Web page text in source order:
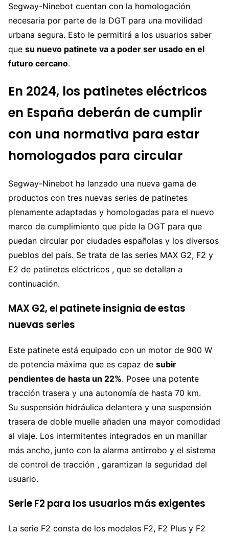
Segway-Ninebot cuentan con la homologación
necesaria por parte de la DGT para una movilidad
urbana segura. Esto le permitirá a los usuarios saber
que su nuevo patinete va a poder ser usado en el
futuro cercano.
En 2024, los patinetes eléctricos
en España deberán de cumplir
con una normativa para estar
homologados para circular
Segway-Ninebot ha lanzado una nueva gama de
productos con tres nuevas series de patinetes
plenamente adaptadas y homologadas para el nuevo
marco de cumplimiento que pide la DGT para que
puedan circular por ciudades españolas y los diversos
pueblos del país. Se trata de las series MAX G2, F2 y
E2 de patinetes eléctricos , que se detallan a
continuación.
MAX G2, el patinete insignia de estas
nuevas series
Este patinete está equipado con un motor de 900 W
de potencia máxima que es capaz de subir
pendientes de hasta un 22%. Posee una potente
tracción trasera y una autonomía de hasta 70 km.
Su suspensión hidráulica delantera y una suspensión
trasera de doble muelle añaden una mayor comodidad
al viaje. Los intermitentes integrados en un manillar
más ancho, junto con la alarma antirrobo y el sistema
de control de tracción , garantizan la seguridad del
usuario.
Serie F2 para los usuarios más exigentes
La serie F2 consta de los modelos F2, F2 Plus y F2